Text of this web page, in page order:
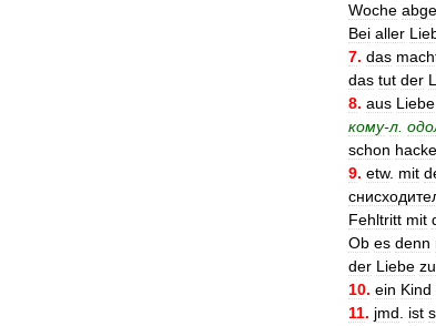
Woche
Bei aller
7. das
das tut der
8. aus Liebe
кому-л
schon
9. etw. mit
Fehltritt mit
Ob es denn
der Liebe
10. ein Kind
11. jmd ist